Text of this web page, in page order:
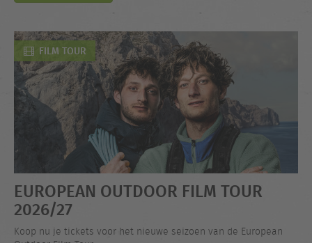
FILM TOUR
EUROPEAN OUTDOOR FILM TOUR
2026/27
Koop nu je tickets voor het nieuwe seizoen van de European